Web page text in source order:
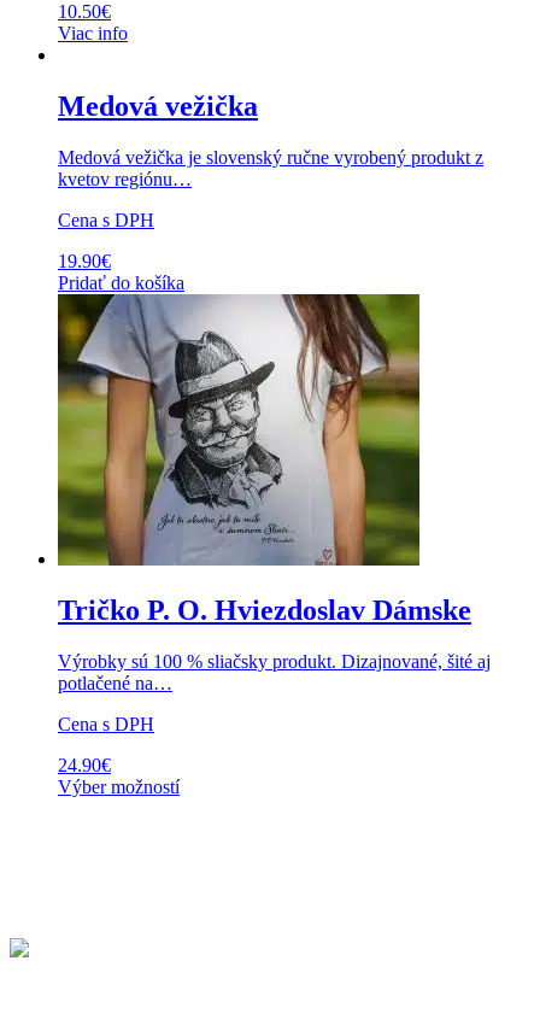
10.50€
Viac info
Medová vežička
Medová vežička je slovenský ručne vyrobený produkt z
kvetov regiónu…
Cena s DPH
19.90€
Pridať do košíka
Tričko P. O. Hviezdoslav Dámske
Výrobky sú 100 % sliačsky produkt. Dizajnované, šité aj
potlačené na…
Cena s DPH
24.90€
Výber možností